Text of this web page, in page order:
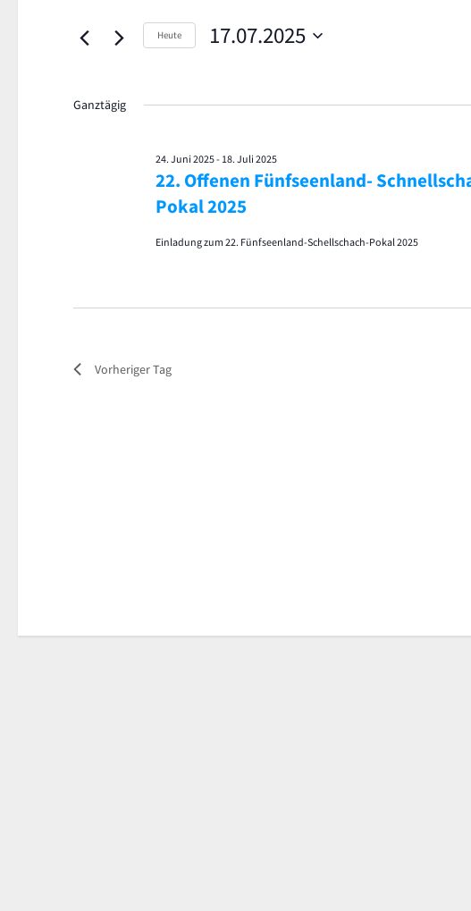
2025
Ansichten,
Navigation
nach
Veranstaltungen
Heute 17.07.2025
Ganztägig
22. Offenen Fünfseenland-
Pokal 2025
24. Juni 2025- 18. Juli 2025
Einladung zum 22. Fünfseenland-Schellschach-Pokal 2025
Vorheriger Tag